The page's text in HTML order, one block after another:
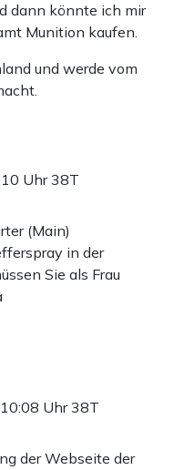
dann könnte ich mir
Munition kaufen.
und werde vom
Uhr38T
(Main)
in der
Sie als Frau
Uhr38T
der Webseite der